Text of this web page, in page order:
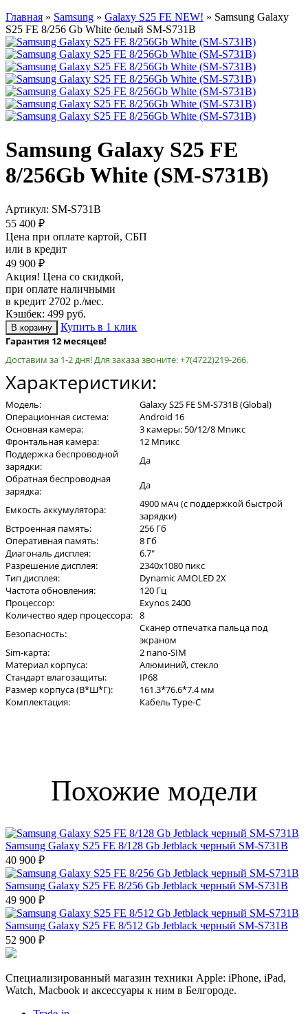
Главная » Samsung » Galaxy S25 FE NEW! » Samsung Galaxy
S25 FE 8/256 Gb White белый SM-S731B
Samsung Galaxy S25 FE
8/256Gb White (SM-S731B)
Артикул: SM-S731B
55 400 ₽
Цена при оплате картой, СБП
или в кредит
49 900 ₽
Акция! Цена со скидкой,
при оплате наличными
в кредит 2702 р./мес.
Кэшбек: 499 руб.
Купить в 1 клик
Гарантия 12 месяцев!
Доставим за 1-2 дня!Для заказа звоните: +7(4722)219-266.
Характеристики:
Модель:
Galaxy S25 FE SM-S731B (Global)
Операционная система:
Android 16
Основная камера:
3 камеры: 50/12/8 Мпикс
Фронтальная камера:
12 Мпикс
Поддержка беспроводной
зарядки:
Да
Обратная беспроводная
зарядка:
Да
Емкость аккумулятора:
4900 мАч (с поддержкой быстрой
зарядки)
Встроенная память:
256 Гб
Оперативная память:
8 Гб
Диагональ дисплея:
6.7"
Разрешение дисплея:
2340x1080 пикс
Тип дисплея:
Dynamic AMOLED 2X
Частота обновления:
120 Гц
Процессор:
Exynos 2400
Количество ядер процессора: 8
Безопасность:
Сканер отпечатка пальца под
экраном
Sim-карта:
2 nano-SIM
Материал корпуса:
Алюминий, стекло
Стандарт влагозащиты:
IP68
Размер корпуса (В*Ш*Г):
161.3*76.6*7.4 мм
Комплектация:
Кабель Type-C
Похожие модели
Samsung Galaxy S25 FE 8/128 Gb Jetblack черный SM-S731B
40 900 ₽
Samsung Galaxy S25 FE 8/256 Gb Jetblack черный SM-S731B
49 900 ₽
Samsung Galaxy S25 FE 8/512 Gb Jetblack черный SM-S731B
52 900 ₽
Специализированный магазин техники Apple: iPhone, iPad,
Watch, Macbook и аксессуары к ним в Белгороде.